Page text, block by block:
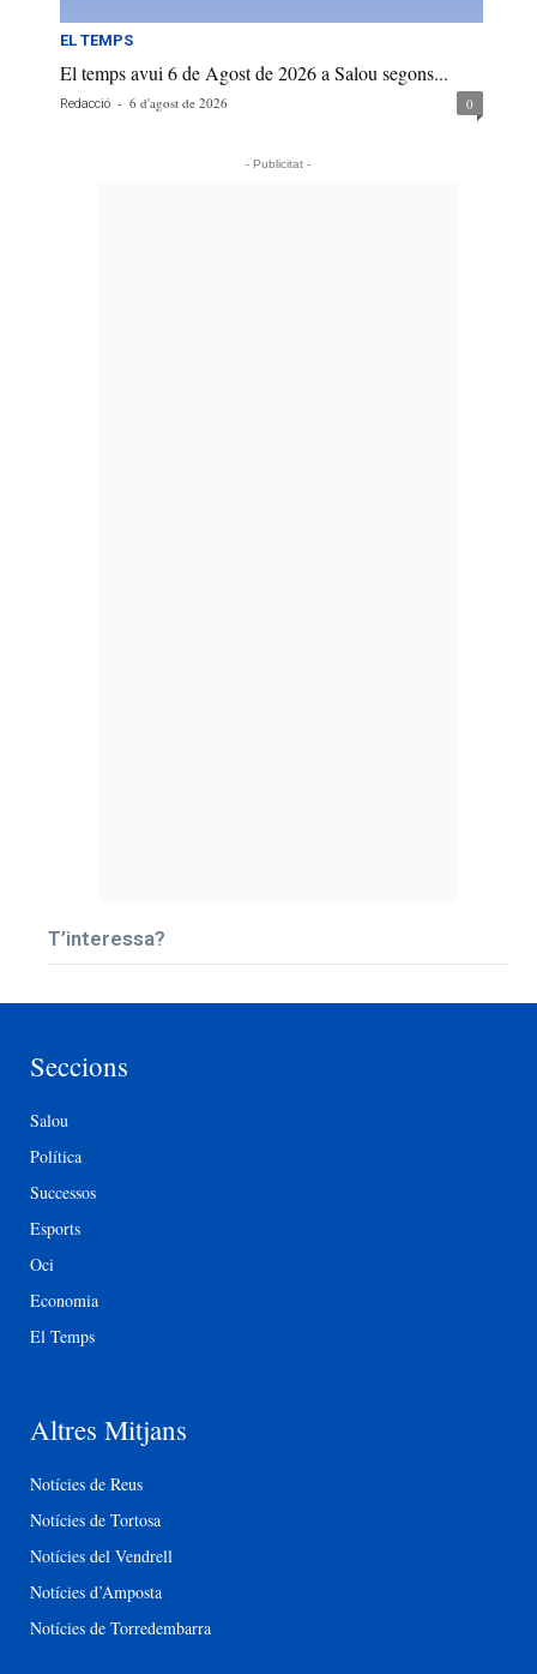
EL TEMPS
El temps avui 6 de Agost de 2026 a Salou segons...
Redacció - 6 d'agost de 2026 0
- Publicitat -
T’interessa?
Seccions
Salou
Política
Successos
Esports
Oci
Economia
El Temps
Altres Mitjans
Notícies de Reus
Notícies de Tortosa
Notícies del Vendrell
Notícies d’Amposta
Notícies de Torredembarra